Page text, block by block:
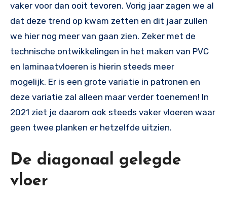
vaker voor dan ooit tevoren. Vorig jaar zagen we al
dat deze trend op kwam zetten en dit jaar zullen
we hier nog meer van gaan zien. Zeker met de
technische ontwikkelingen in het maken van PVC
en laminaatvloeren is hierin steeds meer
mogelijk. Er is een grote variatie in patronen en
deze variatie zal alleen maar verder toenemen! In
2021 ziet je daarom ook steeds vaker vloeren waar
geen twee planken er hetzelfde uitzien.
De diagonaal gelegde
vloer